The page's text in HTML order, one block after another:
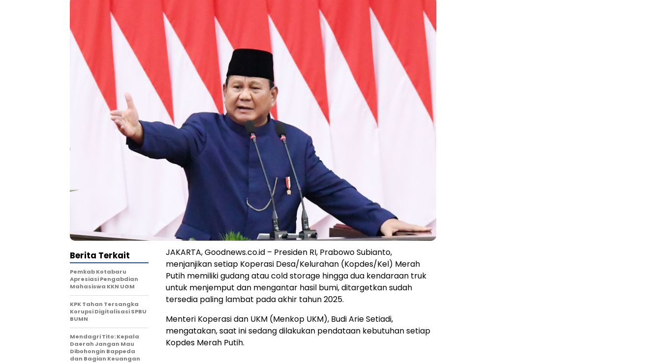
JAKARTA, Goodnews.co.id – Presiden RI, Prabowo Subianto,
menjanjikan setiap Koperasi Desa/Kelurahan (Kopdes/Kel) Merah
Putih memiliki gudang atau cold storage hingga dua kendaraan truk
untuk menjemput dan mengantar hasil bumi, ditargetkan sudah
tersedia paling lambat pada akhir tahun 2025.
Menteri Koperasi dan UKM (Menkop UKM), Budi Arie Setiadi,
mengatakan, saat ini sedang dilakukan pendataan kebutuhan setiap
Kopdes Merah Putih.
Berita Terkait
Pemkab Kotabaru
Apresiasi Pengabdian
Mahasiswa KKN UGM
KPK Tahan Tersangka
Korupsi Digitalisasi SPBU
BUMN
Mendagri Tito: Kepala
Daerah Jangan Mau
Dibohongin Bappeda
dan Bagian Keuangan